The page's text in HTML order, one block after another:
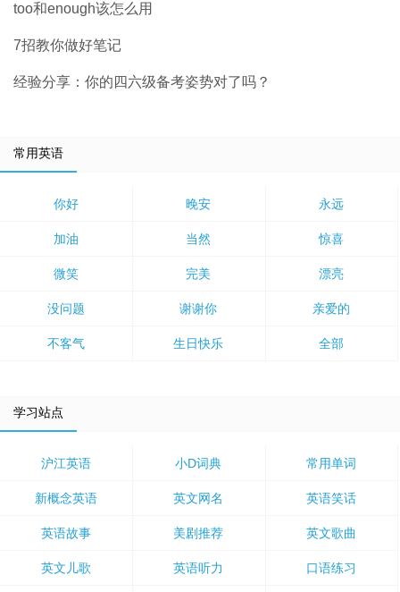
too和enough该怎么用
7招教你做好笔记
经验分享：你的四六级备考姿势对了吗？
常用英语
你好 晚安 永远
加油 当然 惊喜
微笑 完美 漂亮
没问题 谢谢你 亲爱的
不客气 生日快乐 全部
学习站点
沪江英语 小D词典 常用单词
新概念英语 英文网名 英语笑话
英语故事 美剧推荐 英文歌曲
英文儿歌 英语听力 口语练习